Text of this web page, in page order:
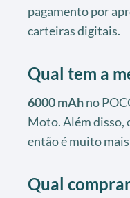
pagamento por
carteiras digitais.
Qual tem a
6000 mAhno
Moto. Além disso,
então é muito
Qual